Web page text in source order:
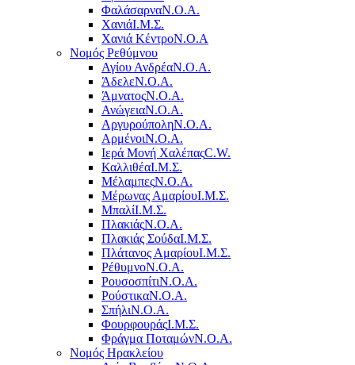
ΦαλάσαρναΝ.Ο.Α.
ΧανιάΙ.Μ.Σ.
Χανιά ΚέντροN.O.A
Νομός Ρεθύμνου
Αγίου ΑνδρέαΝ.Ο.Α.
ΆδελεΝ.Ο.Α.
ΆμνατοςΝ.Ο.Α.
ΑνώγειαΝ.Ο.Α.
ΑργυρούποληΝ.Ο.Α.
ΑρμένοιΝ.Ο.Α.
Ιερά Μονή ΧαλέπαςC.W.
ΚαλλιθέαΙ.Μ.Σ.
ΜέλαμπεςΝ.Ο.Α.
Μέρωνας ΑμαρίουΙ.Μ.Σ.
ΜπαλίΙ.Μ.Σ.
ΠλακιάςΝ.Ο.Α.
Πλακιάς ΣούδαΙ.Μ.Σ.
Πλάτανος ΑμαρίουΙ.Μ.Σ.
ΡέθυμνοΝ.Ο.Α.
ΡουσοσπίτιΝ.Ο.Α.
ΡούστικαΝ.Ο.Α.
ΣπήλιΝ.Ο.Α.
ΦουρφουράςΙ.Μ.Σ.
Φράγμα ΠοταμώνΝ.Ο.Α.
Νομός Ηρακλείου